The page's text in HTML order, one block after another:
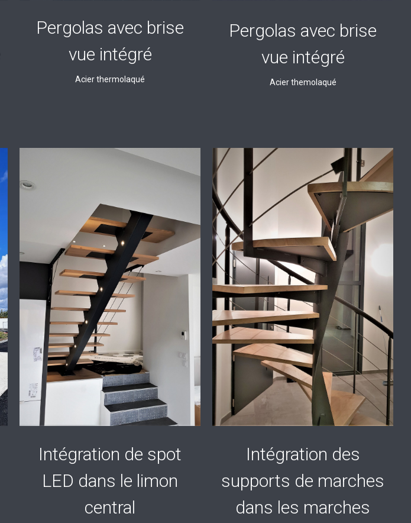
Pergolas avec brise
vue intégré
Acier thermolaqué
Pergolas avec brise
vue intégré
Acier themolaqué
Intégration de spot
LED dans le limon
central
Intégration des
supports de marches
dans les marches